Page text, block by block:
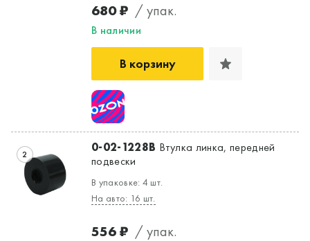
680 ₽ / упак.
В наличии
В корзину
2 0-02-1228B Втулка линка, передней
подвески
В упаковке: 4 шт.
На авто: 16 шт.
556 ₽ / упак.